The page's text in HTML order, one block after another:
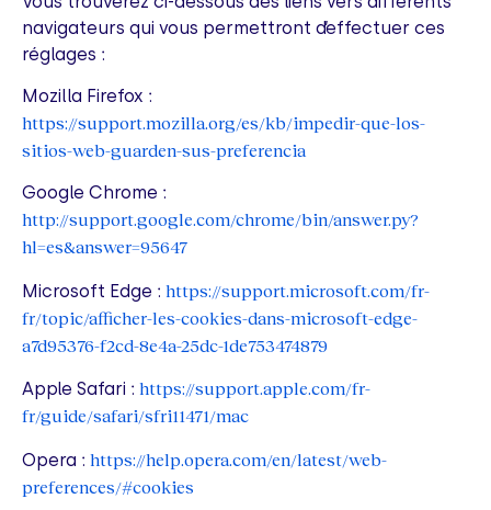
navigateurs qui vous permettront d’effectuer ces
réglages :
Mozilla Firefox :
https://support.mozilla.org/es/kb/impedir-que-los-
sitios-web-guarden-sus-preferencia
Google Chrome :
http://support.google.com/chrome/bin/answer.py?
hl=es&answer=95647
Microsoft Edge : https://support.microsoft.com/fr-
fr/topic/afficher-les-cookies-dans-microsoft-edge-
a7d95376-f2cd-8e4a-25dc-1de753474879
Apple Safari : https://support.apple.com/fr-
fr/guide/safari/sfri11471/mac
Opera : https://help.opera.com/en/latest/web-
preferences/#cookies